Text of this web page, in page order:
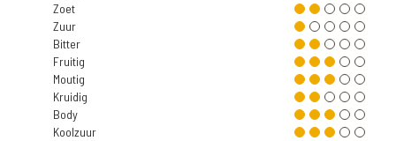
Zoet
Zuur
Bitter
Fruitig
Moutig
Kruidig
Body
Koolzuur